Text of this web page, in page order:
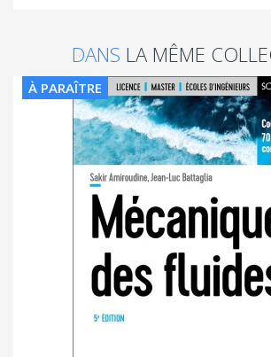
DANS LA MÊME
À PARAÎTRE